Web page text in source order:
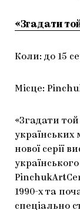
«Згадати
Коли: до 15
Місце:
«Згадати
нової серії
1990-х та
спеціально